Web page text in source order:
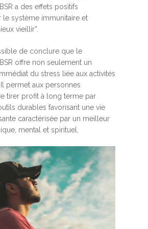
a des effets positifs
le système immunitaire et
vieillir”.
de conclure que le
offre non seulement un
du stress liée aux activités
permet aux personnes
tirer profit à long terme par
durables favorisant une vie
caractérisée par un meilleur
mental et spirituel.